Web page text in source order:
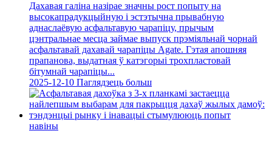
Дахавая галіна назірае значны рост попыту на
высокапрадукцыйную і эстэтычна прывабную
аднаслаёвую асфальтавую чарапіцу, прычым
цэнтральнае месца займае выпуск прэміяльнай чорнай
асфальтавай дахавай чарапіцы Agate. Гэтая апошняя
прапанова, выдатная ў катэгорыі трохпластовай
бітумнай чарапіцы...
2025-12-10 Паглядзець больш
навіны